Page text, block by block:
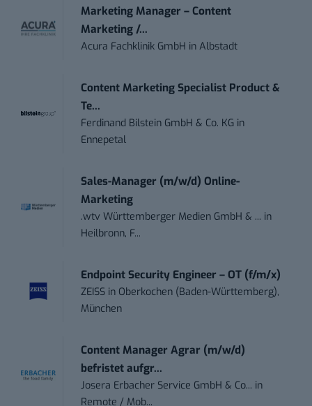
Marketing Manager – Content
Marketing /...
Acura Fachklinik GmbH inAlbstadt
Content Marketing Specialist Product &
Te...
Ferdinand Bilstein GmbH & Co. KG in
Ennepetal
Sales-Manager (m/w/d) Online-
Marketing
.wtv Württemberger Medien GmbH & ... in
Heilbronn, F...
Endpoint Security Engineer – OT (f/m/x)
ZEISS in Oberkochen (Baden-Württemberg),
München
Content Manager Agrar (m/w/d)
befristet aufgr...
Josera Erbacher Service GmbH & Co... in
Remote / Mob...